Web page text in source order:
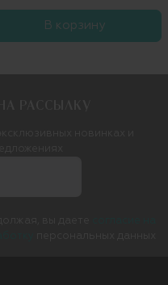
В корзину